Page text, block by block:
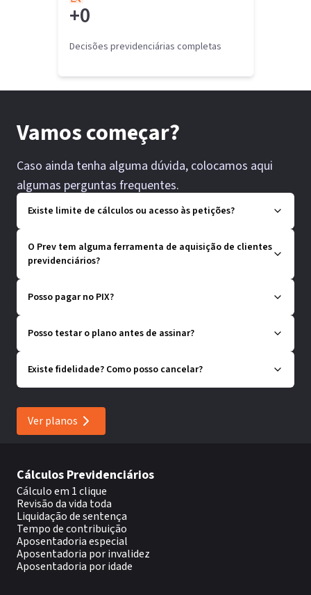
+0
Decisões previdenciárias completas
Vamos começar?
Caso ainda tenha alguma dúvida, colocamos aqui
algumas perguntas frequentes.
Existe limite de cálculos ou acesso às petições?
O Prev tem alguma ferramenta de aquisição de clientes
previdenciários?
Posso pagar no PIX?
Posso testar o plano antes de assinar?
Existe fidelidade? Como posso cancelar?
Ver planos
Cálculos Previdenciários
Cálculo em 1 clique
Revisão da vida toda
Liquidação de sentença
Tempo de contribuição
Aposentadoria especial
Aposentadoria por invalidez
Aposentadoria por idade